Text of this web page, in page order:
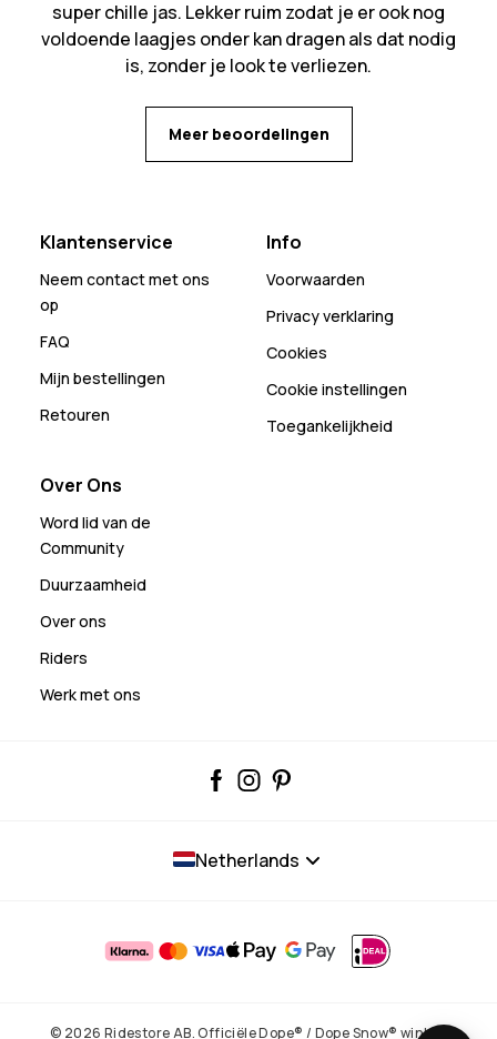
super chille jas. Lekker ruim zodat je er ook nog
voldoende laagjes onder kan dragen als dat nodig
is, zonder je look te verliezen.
Meer beoordelingen
Klantenservice
Neem contact met ons
op
FAQ
Mijn bestellingen
Retouren
Info
Voorwaarden
Privacy verklaring
Cookies
Cookie instellingen
Toegankelijkheid
Over Ons
Word lid van de
Community
Duurzaamheid
Over ons
Riders
Werk met ons
Netherlands
© 2026 Ridestore AB. Officiële Dope® / Dope Snow® winkel.